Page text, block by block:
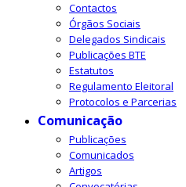
Contactos
Órgãos Sociais
Delegados Sindicais
Publicações BTE
Estatutos
Regulamento Eleitoral
Protocolos e Parcerias
Comunicação
Publicações
Comunicados
Artigos